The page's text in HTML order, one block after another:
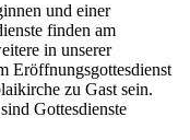
und einer
finden am
in unserer
Eröffnungsgottesdienst
zu Gast sein.
Gottesdienste